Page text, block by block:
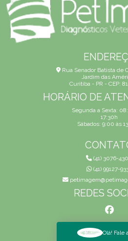
Rua Senador Batista de
Jardim das
Curitiba - PR - CEP:
HORÁRIO DE
Segunda a Sexta:
17:30h
Sábados: 9:00 às
(41) 3076-
(41) 99127-
REDES
MENU
Olá! Fale